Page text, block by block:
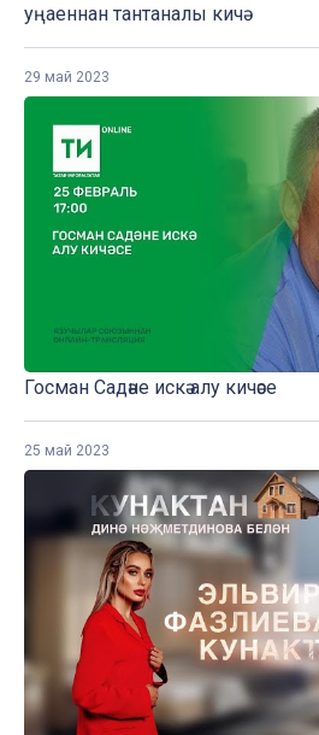
уңаеннан тантаналы кичә
29 май 2023
Госман Садәне искә алу кичәсе
25 май 2023